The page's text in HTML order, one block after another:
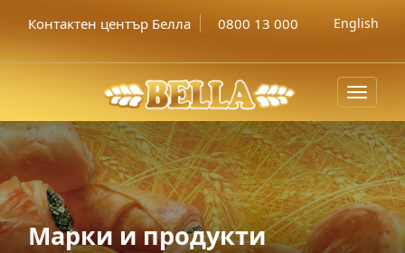
Контактен център Белла 0800 13 000 English
Toggle
Марки и продукти